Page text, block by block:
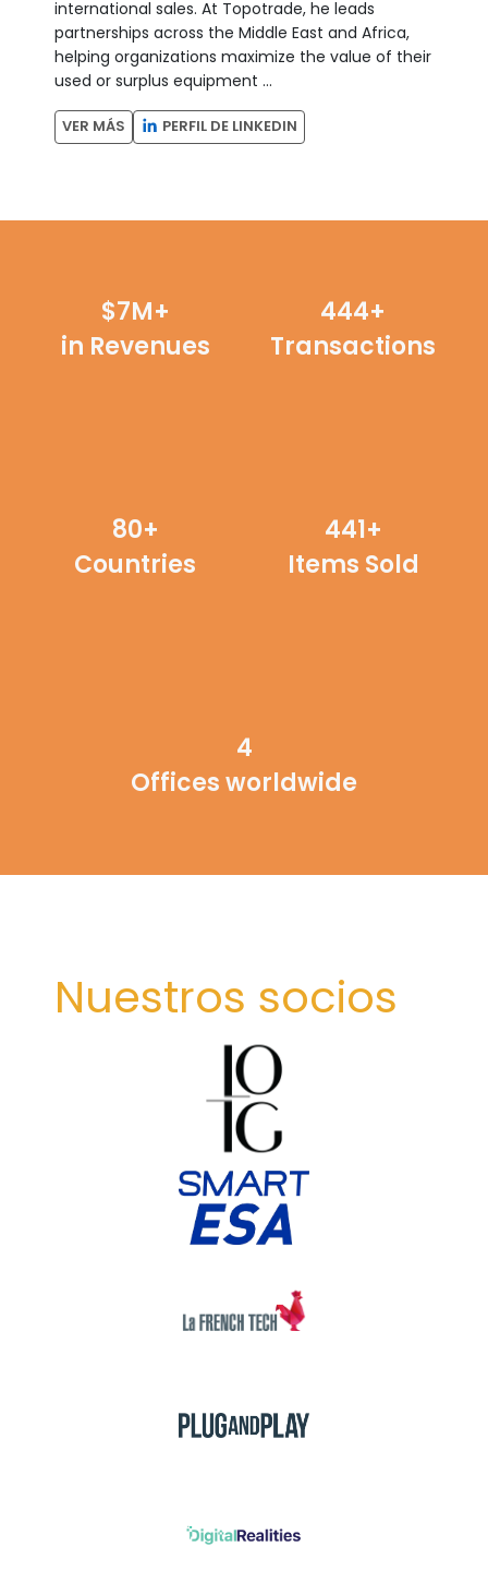
international sales. At Topotrade, he leads
partnerships across the Middle East and Africa,
helping organizations maximize the value of their
used or surplus equipment ...
VER MÁS PERFIL DE LINKEDIN
$7M+
in Revenues
500+
Transactions
80+
Countries
526+
Items Sold
4
Offices worldwide
Nuestros socios